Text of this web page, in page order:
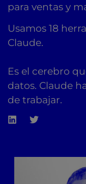
para ventas y
Usamos 18
Claude.
Es el cerebro
datos. Claude
de trabajar.